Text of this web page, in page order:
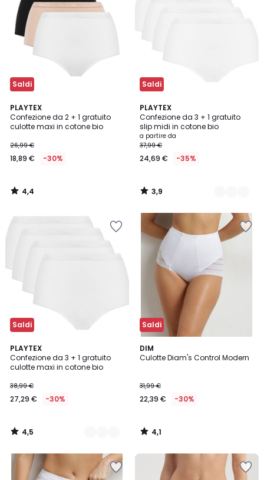
Saldi
PLAYTEX
Confezione da 2 + 1 gratuito
culotte maxi in cotone bio
26,99 €
18,89 € -30%
4,4
/ 5
4,4
/
Saldi
PLAYTEX
Confezione da 3 + 1 gratuito
slip midi in cotone bio
a partire da
37,99 €
24,69 € -35%
3,9
/ 5
3
Colori
3,9
/
Saldi
PLAYTEX
Confezione da 3 + 1 gratuito
culotte maxi in cotone bio
38,99 €
27,29 € -30%
4,5
/ 5
3
Colori
4,5
/
Saldi
DIM
Culotte Diam's Control Modern
31,99 €
22,39 € -30%
4,1
/ 5
4,1
/